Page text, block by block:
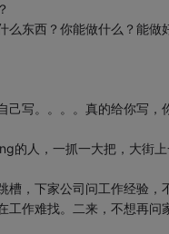
东西？你能做什么？能做
写。。。。真的给你写，
的人，一抓一大把，大街
，下家公司问工作经验
作难找。二来，不想再